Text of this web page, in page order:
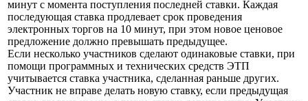
минут с момента поступления последней ставки. Каждая
последующая ставка продлевает срок проведения
электронных торгов на 10 минут, при этом новое ценовое
предложение должно превышать предыдущее.
Если несколько участников сделают одинаковые ставки, при
помощи программных и технических средств ЭТП
учитывается ставка участника, сделанная раньше других.
Участник не вправе делать новую ставку, если предыдущая